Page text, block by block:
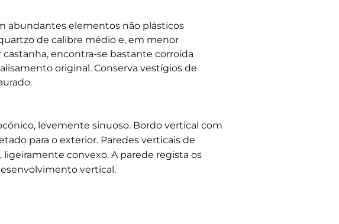
abundantes elementos não plásticos
de calibre médio e, em menor
encontra-se bastante corroída
original. Conserva vestígios de
levemente sinuoso. Bordo vertical com
para o exterior. Paredes verticais de
ligeiramente convexo. A parede regista os
vertical.